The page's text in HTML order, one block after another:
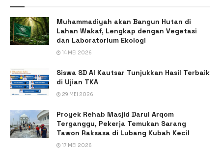
Muhammadiyah akan Bangun Hutan di
Lahan Wakaf, Lengkap dengan Vegetasi
dan Laboratorium Ekologi
14 MEI 2026
Siswa SD Al Kautsar Tunjukkan Hasil Terbaik
di Ujian TKA
29 MEI 2026
Proyek Rehab Masjid Darul Arqom
Terganggu, Pekerja Temukan Sarang
Tawon Raksasa di Lubang Kubah Kecil
17 MEI 2026